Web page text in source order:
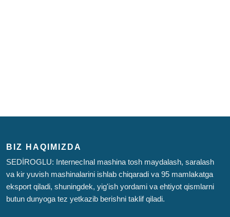
BIZ HAQIMIZDA
SEDİROGLU: InternecInal mashina tosh maydalash, saralash
va kir yuvish mashinalarini ishlab chiqaradi va 95 mamlakatga
eksport qiladi, shuningdek, yig'ish yordami va ehtiyot qismlarni
butun dunyoga tez yetkazib berishni taklif qiladi.